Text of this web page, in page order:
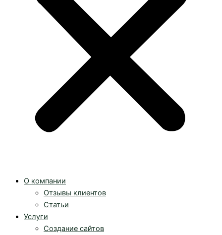
О компании
Отзывы клиентов
Статьи
Услуги
Создание сайтов